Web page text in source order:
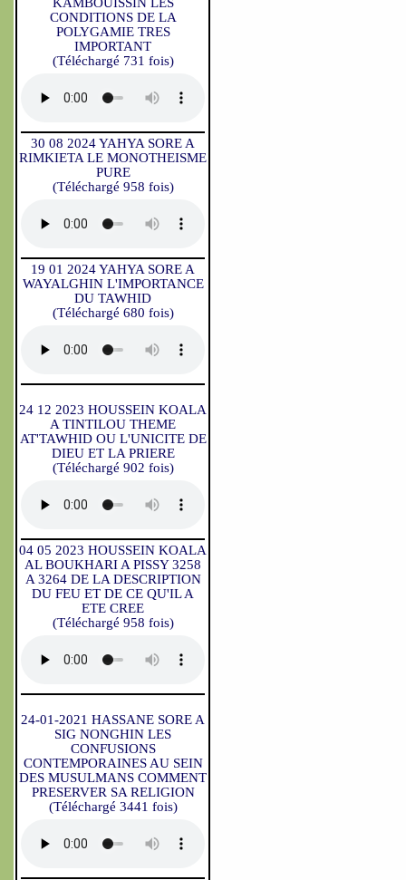
CONDITIONS DE LA
POLYGAMIE TRES
IMPORTANT
(Téléchargé 731 fois)
30 08 2024 YAHYA SORE A
RIMKIETA LE MONOTHEISME
PURE
(Téléchargé 958 fois)
19 01 2024 YAHYA SORE A
WAYALGHIN L'IMPORTANCE
DU TAWHID
(Téléchargé 680 fois)
24 12 2023 HOUSSEIN KOALA
A TINTILOU THEME
AT'TAWHID OU L'UNICITE DE
DIEU ET LA PRIERE
(Téléchargé 902 fois)
04 05 2023 HOUSSEIN KOALA
AL BOUKHARI A PISSY 3258
A 3264 DE LA DESCRIPTION
DU FEU ET DE CE QU'IL A
ETE CREE
(Téléchargé 958 fois)
24-01-2021 HASSANE SORE A
SIG NONGHIN LES
CONFUSIONS
CONTEMPORAINES AU SEIN
DES MUSULMANS COMMENT
PRESERVER SA RELIGION
(Téléchargé 3441 fois)